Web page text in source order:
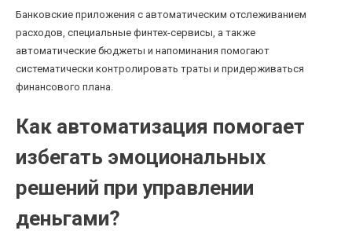
Банковские приложения с автоматическим отслеживанием
расходов, специальные финтех-сервисы, а также
автоматические бюджеты и напоминания помогают
систематически контролировать траты и придерживаться
финансового плана.
Как автоматизация помогает
избегать эмоциональных
решений при управлении
деньгами?